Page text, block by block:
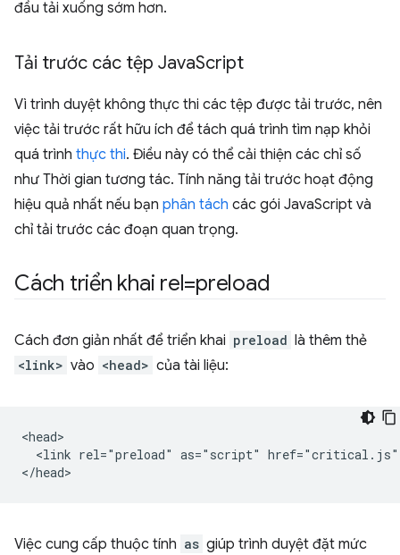
đầu tải xuống sớm hơn.
Tải trước các tệp JavaScript
Vì trình duyệt không thực thi các tệp được tải trước, nên
việc tải trước rất hữu ích để tách quá trình tìm nạp khỏi
quá trình thực thi. Điều này có thể cải thiện các chỉ số
như Thời gian tương tác. Tính năng tải trước hoạt động
hiệu quả nhất nếu bạn phân tách các gói JavaScript và
chỉ tải trước các đoạn quan trọng.
Cách triển khai rel=preload
Cách đơn giản nhất để triển khai preload là thêm thẻ
<link> vào <head> của tài liệu:
<head>
<link rel="preload" as="script"
Việc cung cấp thuộc tính as giúp trình duyệt đặt mức